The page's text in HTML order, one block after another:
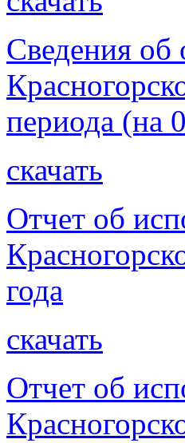
Сведения об
периода (на
скачать
Отчет об
года
скачать
Отчет об